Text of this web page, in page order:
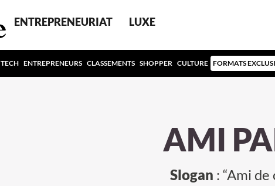
ENTREPRENEURIAT LUXE
TECH ENTREPRENEURS CLASSEMENTS SHOPPER CULTURE FORMATS
AMI
Slogan : “Ami de